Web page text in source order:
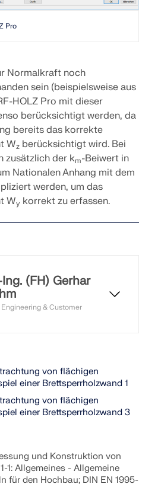
Pro
Normalkraft noch
sein (beispielsweise aus
HOLZ Pro mit dieser
berücksichtigt werden, da
bereits das korrekte
Wz berücksichtigt wird. Bei
zusätzlich der km-Beiwert in
Nationalen Anhang mit dem
werden, um das
Wy korrekt zu erfassen.
(FH) Gerhar
& Customer
Seine
nutzt er für
und umsetzbare
von flächigen
einer Brettsperrholzwand 1
von flächigen
einer Brettsperrholzwand 3
und Konstruktion von
1: Allgemeines - Allgemeine
für den Hochbau; DIN EN 1995-